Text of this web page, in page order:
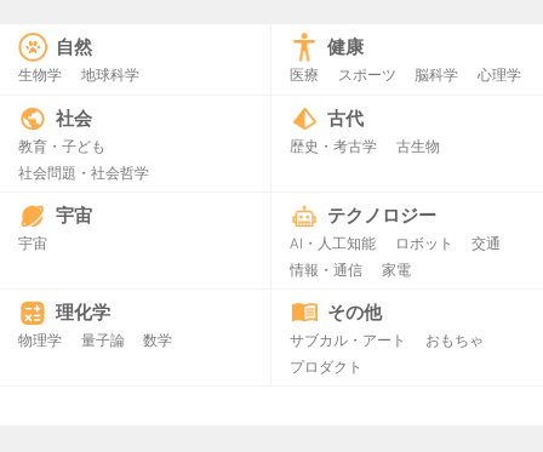
自然
生物学 地球科学
健康
医療 スポーツ 脳科学 心理学
社会
教育・子ども
社会問題・社会哲学
古代
歴史・考古学 古生物
宇宙
宇宙
テクノロジー
AI・人工知能 ロボット
交通
情報・通信
家電
理化学
物理学 量子論 数学
その他
サブカル・アート
おもちゃ
プロダクト